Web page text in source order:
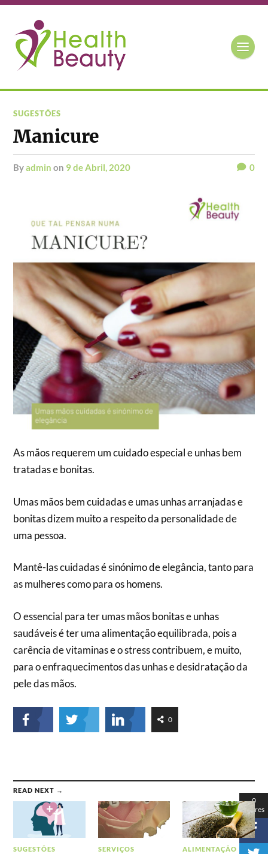
SUGESTÕES
Manicure
byadmin on 9 de Abril, 2020 0
As mãos requerem um cuidado especial e unhas bem
tratadas e bonitas.
Umas mãos bem cuidadas e umas unhas arranjadas e
bonitas dizem muito a respeito da personalidade de
uma pessoa.
Mantê-las cuidadas é sinónimo de elegância, tanto para
as mulheres como para os homens.
O essencial para ter umas mãos bonitas e unhas
saudáveis é ter uma alimentação equilibrada, pois a
carência de vitaminas e o stress contribuem, e muito,
para o enfraquecimentos das unhas e desidratação da
pele das mãos.
0
READ NEXT →
SUGESTÕES
SERVIÇOS
ALIMENTAÇÃO
0
Shares